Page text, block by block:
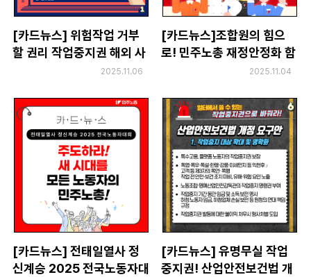
[카드뉴스] 위험작업 거부
할 권리 작업중지권 해외 사
2025.11.06
[카드뉴스]조합원의 힘으
로! 민주노총 재정안정화 함
2025.11.04
[카드뉴스] 전태일열사 정
신계승 2025 전국노동자대
[카드뉴스] 유명무실 작업
중지권! 산업안전보건법 개